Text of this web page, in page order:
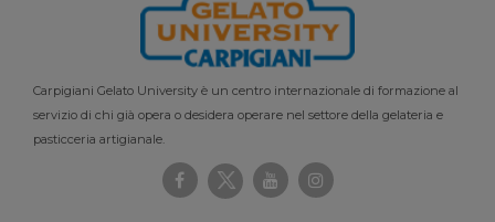
Carpigiani Gelato University è un centro internazionale di formazione al
servizio di chi già opera o desidera operare nel settore della gelateria e
pasticceria artigianale.